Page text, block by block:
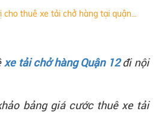
cho thuê xe tải chở hàng tại quận...
xe tải chở hàng Quận 12đi nội
bảng giá cước thuê xe tải